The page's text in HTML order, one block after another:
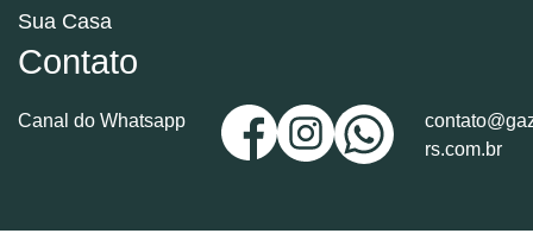
Sua Casa
Contato
Canal do Whatsapp
rs.com.br